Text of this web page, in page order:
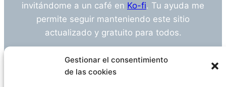
Gestionar el consentimiento
de las cookies
invitándome a un café en Ko-fi. Tu ayuda me
permite seguir manteniendo este sitio
actualizado y gratuito para todos.
¿Tienes alguna duda o sugerencia? Escríbeme
info@empleosanitarioinvestigacion.es